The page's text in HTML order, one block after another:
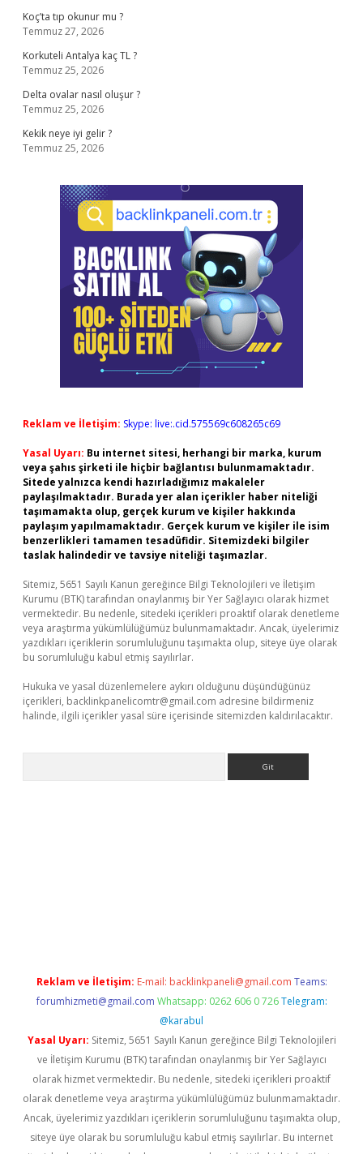
Koç’ta tıp okunur mu ?
Temmuz 27, 2026
Korkuteli Antalya kaç TL ?
Temmuz 25, 2026
Delta ovalar nasıl oluşur ?
Temmuz 25, 2026
Kekik neye iyi gelir ?
Temmuz 25, 2026
Reklam ve İletişim: Skype: live:.cid.575569c608265c69
Yasal Uyarı: Bu internet sitesi, herhangi bir marka, kurum
veya şahıs şirketi ile hiçbir bağlantısı bulunmamaktadır.
Sitede yalnızca kendi hazırladığımız makaleler
paylaşılmaktadır. Burada yer alan içerikler haber niteliği
taşımamakta olup, gerçek kurum ve kişiler hakkında
paylaşım yapılmamaktadır. Gerçek kurum ve kişiler ile isim
benzerlikleri tamamen tesadüfidir. Sitemizdeki bilgiler
taslak halindedir ve tavsiye niteliği taşımazlar.
Sitemiz, 5651 Sayılı Kanun gereğince Bilgi Teknolojileri ve İletişim
Kurumu (BTK) tarafından onaylanmış bir Yer Sağlayıcı olarak hizmet
vermektedir. Bu nedenle, sitedeki içerikleri proaktif olarak denetleme
veya araştırma yükümlülüğümüz bulunmamaktadır. Ancak, üyelerimiz
yazdıkları içeriklerin sorumluluğunu taşımakta olup, siteye üye olarak
bu sorumluluğu kabul etmiş sayılırlar.
Hukuka ve yasal düzenlemelere aykırı olduğunu düşündüğünüz
içerikleri, backlinkpanelicomtr@gmail.com adresine bildirmeniz
halinde, ilgili içerikler yasal süre içerisinde sitemizden kaldırılacaktır.
Reklam ve İletişim: E-mail: backlinkpaneli@gmail.com Teams:
forumhizmeti@gmail.com Whatsapp: 0262 606 0 726 Telegram:
@karabul
Yasal Uyarı: Sitemiz, 5651 Sayılı Kanun gereğince Bilgi Teknolojileri
ve İletişim Kurumu (BTK) tarafından onaylanmış bir Yer Sağlayıcı
olarak hizmet vermektedir. Bu nedenle, sitedeki içerikleri proaktif
olarak denetleme veya araştırma yükümlülüğümüz bulunmamaktadır.
Ancak, üyelerimiz yazdıkları içeriklerin sorumluluğunu taşımakta olup,
siteye üye olarak bu sorumluluğu kabul etmiş sayılırlar. Bu internet